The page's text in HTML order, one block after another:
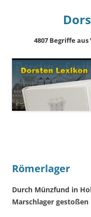
4807 Begriffe
Römerlager
Durch Münzfund in
Marschlager gestoßen